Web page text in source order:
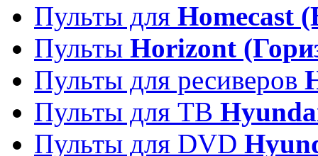
Пульты для Homecast
Пульты Horizont
Пульты для ресиверов
Пульты для ТВ
Пульты для DVD